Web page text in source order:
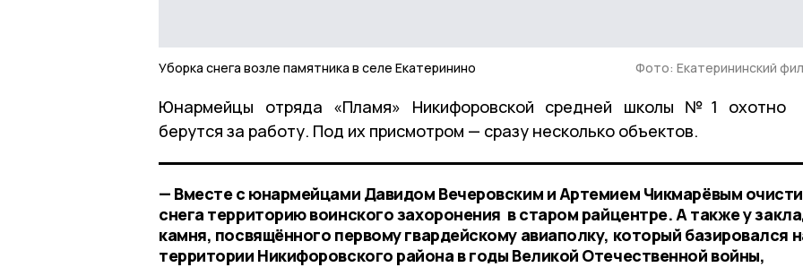
Уборка снега возле памятника в селе Екатеринино Фото: Екатерининский
Юнармейцы отряда «Пламя» Никифоровской средней школы №1 охотно
берутся за работу. Под их присмотром — сразу несколько объектов.
— Вместе с юнармейцами Давидом Вечеровским и Артемием Чикмарёвым
снега территорию воинского захоронения в старом райцентре. А также у
камня, посвящённого первому гвардейскому авиаполку, который базировался
территории Никифоровского района в годы Великой Отечественной войны,